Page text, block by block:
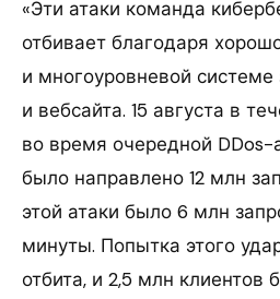
«Эти атаки команда
отбивает благодаря
и многоуровневой
и вебсайта. 15 августа в
во время очередной DDos-
было направлено 12 млн
этой атаки было 6 млн
минуты. Попытка этого
отбита, и 2,5 млн клиентов